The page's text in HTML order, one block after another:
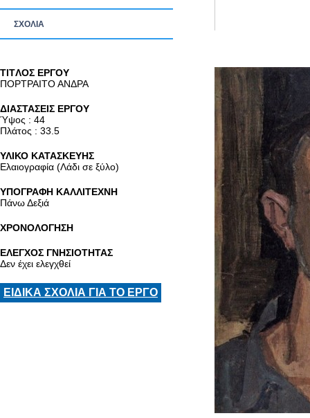
ΣΧΟΛΙΑ
TITΛΟΣ ΕΡΓΟΥ
ΠΟΡΤΡΑΙΤΟ ΑΝΔΡΑ
ΔΙΑΣΤΑΣΕΙΣ ΕΡΓΟΥ
Ύψος : 44
Πλάτος : 33.5
ΥΛΙΚΟ ΚΑΤΑΣΚΕΥΗΣ
Ελαιογραφία (Λάδι σε ξύλο)
ΥΠΟΓΡΑΦΗ ΚΑΛΛΙΤΕΧΝΗ
Πάνω Δεξιά
ΧΡΟΝΟΛΟΓΗΣΗ
ΕΛΕΓΧΟΣ ΓΝΗΣΙΟΤΗΤΑΣ
Δεν έχει ελεγχθεί
ΕΙΔΙΚΑ ΣΧΟΛΙΑ ΓΙΑ ΤΟ ΕΡΓΟ